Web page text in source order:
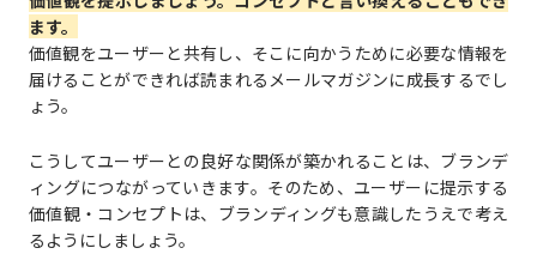
ます。
価値観をユーザーと共有し、そこに向かうために必要な情報を
届けることができれば読まれるメールマガジンに成長するでし
ょう。
こうしてユーザーとの良好な関係が築かれることは、ブランデ
ィングにつながっていきます。そのため、ユーザーに提示する
価値観・コンセプトは、ブランディングも意識したうえで考え
るようにしましょう。